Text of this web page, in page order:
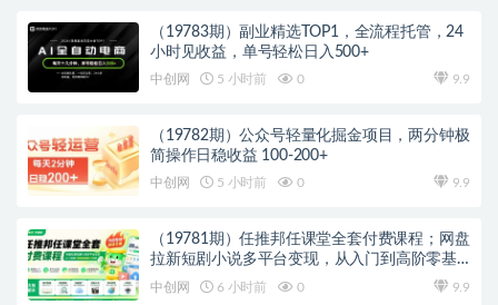
（19783期）副业精选TOP1，全流程托管，24
小时见收益，单号轻松日入500+
中创网 5 小时前 0 9.9
（19782期）公众号轻量化掘金项目，两分钟极
简操作日稳收益 100-200+
中创网 5 小时前 0 9.9
（19781期）任推邦任课堂全套付费课程；网盘
拉新短剧小说多平台变现，从入门到高阶零基
础也能轻松上手实操
中创网 6 小时前 0 9.9